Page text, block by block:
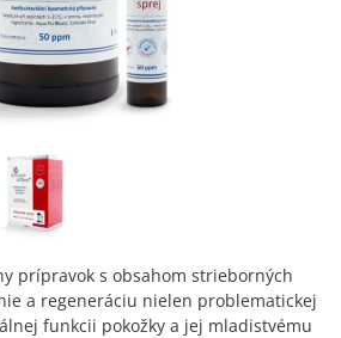
prípravok s obsahom strieborných
a regeneráciu nielen problematickej
funkcii pokožky a jej mladistvému